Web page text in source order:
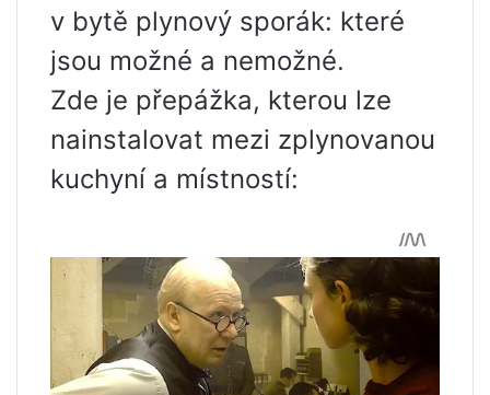
v bytě plynový sporák: které
jsou možné a nemožné.
Zde je přepážka, kterou lze
nainstalovat mezi zplynovanou
kuchyní a místností: